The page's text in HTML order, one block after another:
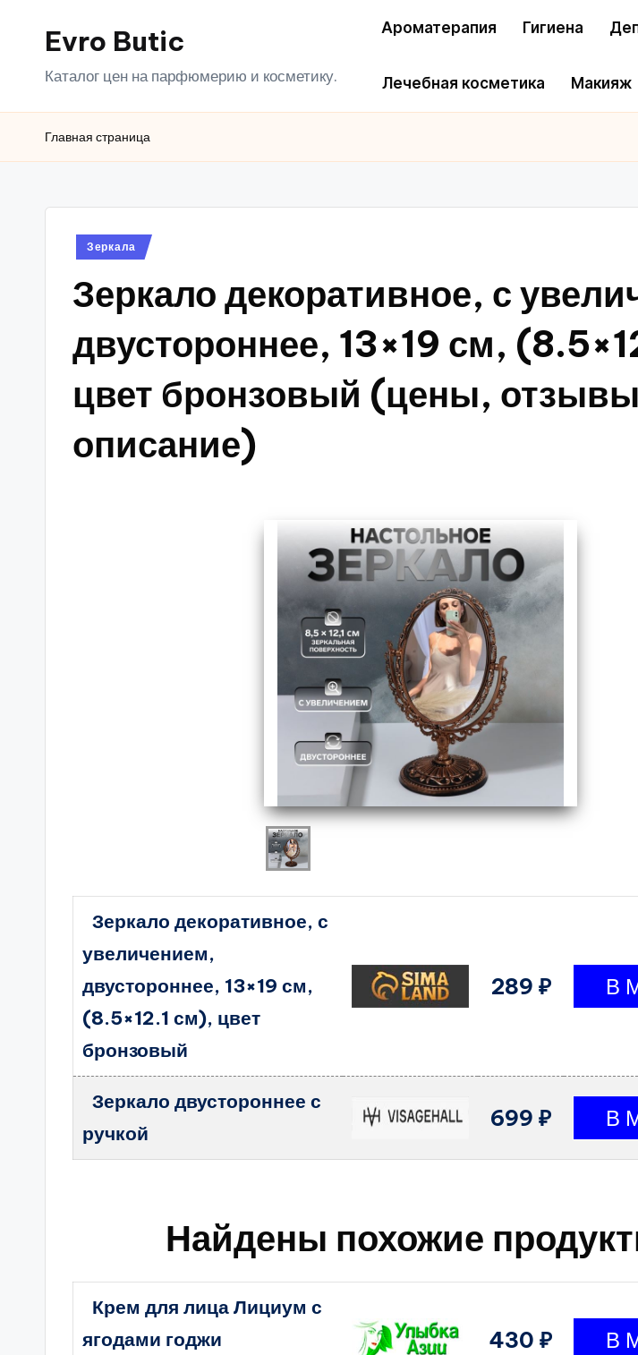
ПерейтиEvro Butic
Каталог цен на парфюмерию и косметику.
Ароматерапия Гигиена
Лечебная косметика Макияж
Главная страница
Опубликовано
Зеркала
Зеркало декоративное, с
двустороннее, 13×19 см,
цвет бронзовый (цены,
описание)
Зеркало декоративное, с
увеличением,
двустороннее, 13×19 см,
(8.5×12.1 см), цвет
бронзовый
289 ₽
Зеркало двустороннее с
ручкой
699 ₽
Найдены похожие
Крем для лица Лициум с
ягодами годжи
430 ₽